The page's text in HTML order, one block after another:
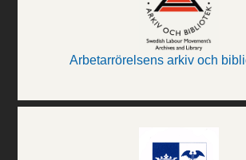
Arbetarrörelsens arkiv och